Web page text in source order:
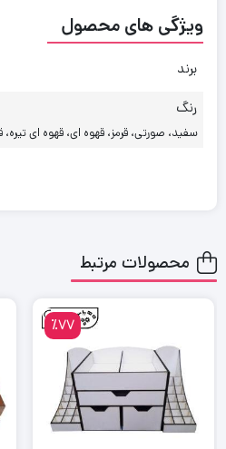
ویژگی های محصول
برند
رنگ
سفید، صورتی، قرمز، قهوه ای، قهوه ای
محصولات مرتبط
٪77